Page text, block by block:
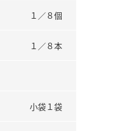
１／８個
１／８本
小袋１袋